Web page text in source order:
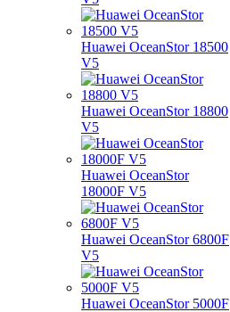
Huawei OceanStor 18500
V5
Huawei OceanStor 18800
V5
Huawei OceanStor
18000F V5
Huawei OceanStor 6800F
V5
Huawei OceanStor 5000F